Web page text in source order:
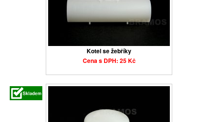
Kotel se žebříky
Cena s DPH: 25 Kč